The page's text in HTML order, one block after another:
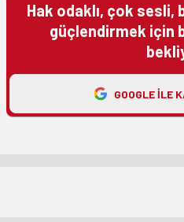
Hak odaklı, çok sesli,
güçlendirmek için
GOOGLE ILE